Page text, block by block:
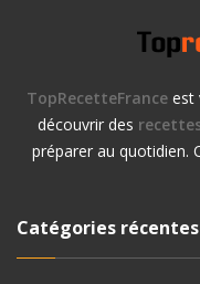
TopRecetteFranceest
découvrir des
préparer au quotidien.
Catégories récentes